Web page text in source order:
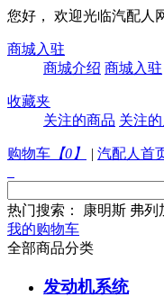
您好， 欢迎光临汽配人
商城入驻
商城介绍 商城入驻
收藏夹
关注的商品 关注
购物车 【0 】 | 汽配人首
热门搜索： 康明斯 弗列
我的购物车
全部商品分类
发动机系统